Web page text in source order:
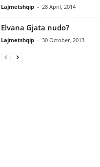
Lajmetshqip - 28 April, 2014
Elvana Gjata nudo?
Lajmetshqip - 30 October, 2013